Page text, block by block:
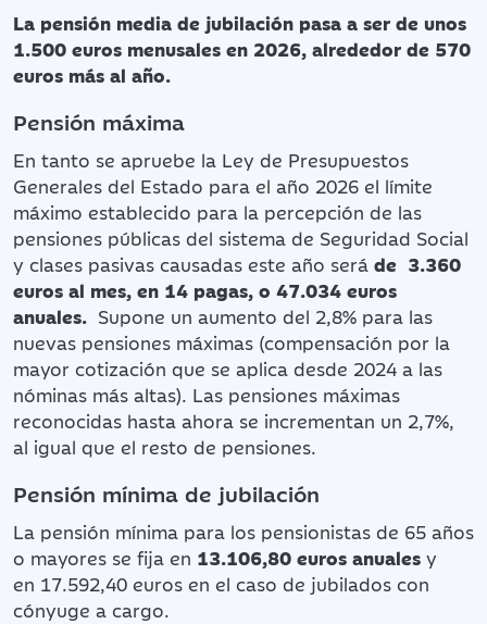
La pensión media de jubilación pasa a ser de unos
1.500 euros menusales en 2026, alrededor de 570
euros más al año.
Pensión máxima
En tanto se apruebe la Ley de Presupuestos
Generales del Estado para el año 2026 el límite
máximo establecido para la percepción de las
pensiones públicas del sistema de Seguridad Social
y clases pasivas causadas este año será de 3.360
euros al mes, en 14 pagas, o 47.034 euros
anuales. Supone un aumento del 2,8% para las
nuevas pensiones máximas (compensación por la
mayor cotización que se aplica desde 2024 a las
nóminas más altas). Las pensiones máximas
reconocidas hasta ahora se incrementan un 2,7%,
al igual que el resto de pensiones.
Pensión mínima de jubilación
La pensión mínima para los pensionistas de 65 años
o mayores se fija en 13.106,80 euros anuales y
en 17.592,40 euros en el caso de jubilados con
cónyuge a cargo.